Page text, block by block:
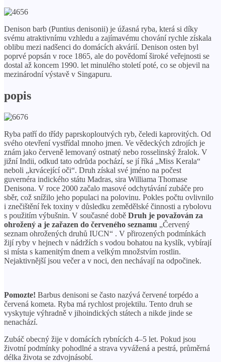
Denison barb (Puntius denisonii) je úžasná ryba, která si díky
svému atraktivnímu vzhledu a zajímavému chování rychle získala
oblibu mezi nadšenci do domácích akvárií. Denison osten byl
poprvé popsán v roce 1865, ale do povědomí široké veřejnosti se
dostal až koncem 1990. let minulého století poté, co se objevil na
mezinárodní výstavě v Singapuru.
popis
Ryba patří do třídy paprskoploutvých ryb, čeledi kaprovitých. Od
svého otevření vystřídal mnoho jmen. Ve vědeckých zdrojích je
znám jako červeně lemovaný ostnatý nebo rosselinský žralok. V
jižní Indii, odkud tato odrůda pochází, se jí říká „Miss Kerala“
neboli „krvácející oči“. Druh získal své jméno na počest
guvernéra indického státu Madras, sira Williama Thomase
Denisona. V roce 2000 začalo masové odchytávání zubáče pro
sběr, což snížilo jeho populaci na polovinu. Pokles počtu ovlivnilo
i znečištění řek toxiny v důsledku zemědělské činnosti a rybolovu
s použitím výbušnin. V současné době Druh je považován za
ohrožený a je zařazen do červeného seznamu „Červený
seznam ohrožených druhů IUCN“ . V přirozených podmínkách
žijí ryby v hejnech v nádržích s vodou bohatou na kyslík, vybírají
si místa s kamenitým dnem a velkým množstvím rostlin.
Nejaktivnější jsou večer a v noci, den nechávají na odpočinek.
Pomozte! Barbus denisoni se často nazývá červené torpédo a
červená kometa. Ryba má rychlost projektilu. Tento druh se
vyskytuje výhradně v jihoindických státech a nikde jinde se
nenachází.
Zubáč obecný žije v domácích rybnících 4–5 let. Pokud jsou
životní podmínky pohodlné a strava vyvážená a pestrá, průměrná
délka života se zdvojnásobí.